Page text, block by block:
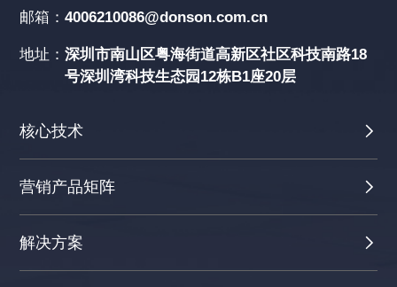
邮箱：4006210086@donson.com.cn
地址：深圳市南山区粤海街道高新区社区科技南路18
号深圳湾科技生态园12栋B1座20层
核心技术
营销产品矩阵
解决方案